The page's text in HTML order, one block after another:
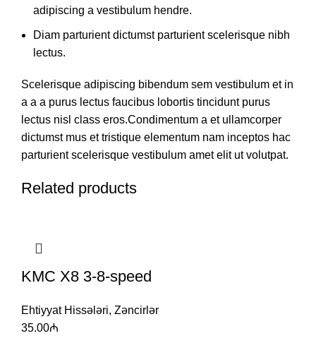
adipiscing a vestibulum hendre.
Diam parturient dictumst parturient scelerisque nibh
lectus.
Scelerisque adipiscing bibendum sem vestibulum et in
a a a purus lectus faucibus lobortis tincidunt purus
lectus nisl class eros.Condimentum a et ullamcorper
dictumst mus et tristique elementum nam inceptos hac
parturient scelerisque vestibulum amet elit ut volutpat.
Related products
KMC X8 3-8-speed
Ehtiyyat Hissələri, Zəncirlər
35.00₼